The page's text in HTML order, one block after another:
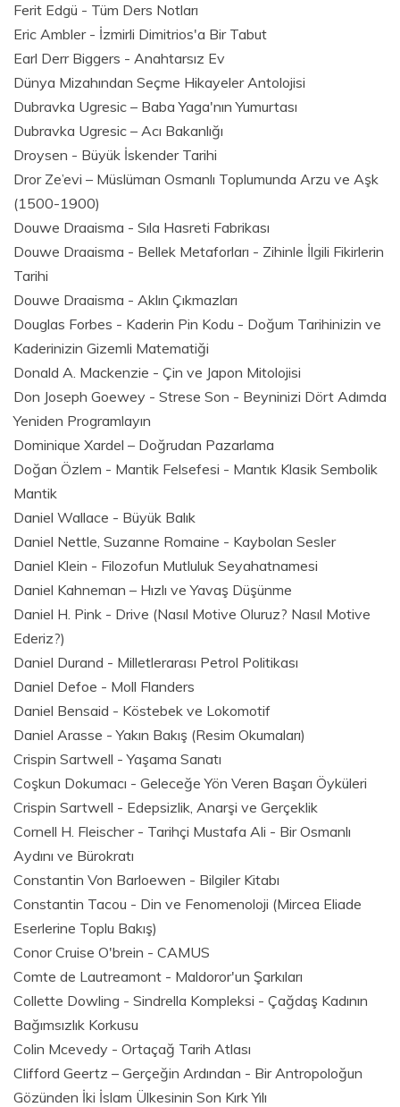
Ferit Edgü - Tüm Ders Notları
Eric Ambler - İzmirli Dimitrios'a Bir Tabut
Earl Derr Biggers - Anahtarsız Ev
Dünya Mizahından Seçme Hikayeler Antolojisi
Dubravka Ugresic – Baba Yaga'nın Yumurtası
Dubravka Ugresic – Acı Bakanlığı
Droysen - Büyük İskender Tarihi
Dror Ze’evi – Müslüman Osmanlı Toplumunda Arzu ve Aşk
(1500-1900)
Douwe Draaisma - Sıla Hasreti Fabrikası
Douwe Draaisma - Bellek Metaforları - Zihinle İlgili Fikirlerin
Tarihi
Douwe Draaisma - Aklın Çıkmazları
Douglas Forbes - Kaderin Pin Kodu - Doğum Tarihinizin ve
Kaderinizin Gizemli Matematiği
Donald A. Mackenzie - Çin ve Japon Mitolojisi
Don Joseph Goewey - Strese Son - Beyninizi Dört Adımda
Yeniden Programlayın
Dominique Xardel – Doğrudan Pazarlama
Doğan Özlem - Mantik Felsefesi - Mantık Klasik Sembolik
Mantik
Daniel Wallace - Büyük Balık
Daniel Nettle, Suzanne Romaine - Kaybolan Sesler
Daniel Klein - Filozofun Mutluluk Seyahatnamesi
Daniel Kahneman – Hızlı ve Yavaş Düşünme
Daniel H. Pink - Drive (Nasıl Motive Oluruz? Nasıl Motive
Ederiz?)
Daniel Durand - Milletlerarası Petrol Politikası
Daniel Defoe - Moll Flanders
Daniel Bensaid - Köstebek ve Lokomotif
Daniel Arasse - Yakın Bakış (Resim Okumaları)
Crispin Sartwell - Yaşama Sanatı
Coşkun Dokumacı - Geleceğe Yön Veren Başarı Öyküleri
Crispin Sartwell - Edepsizlik, Anarşi ve Gerçeklik
Cornell H. Fleischer - Tarihçi Mustafa Ali - Bir Osmanlı
Aydını ve Bürokratı
Constantin Von Barloewen - Bilgiler Kitabı
Constantin Tacou - Din ve Fenomenoloji (Mircea Eliade
Eserlerine Toplu Bakış)
Conor Cruise O'brein - CAMUS
Comte de Lautreamont - Maldoror'un Şarkıları
Collette Dowling - Sindrella Kompleksi - Çağdaş Kadının
Bağımsızlık Korkusu
Colin Mcevedy - Ortaçağ Tarih Atlası
Clifford Geertz – Gerçeğin Ardından - Bir Antropoloğun
Gözünden İki İslam Ülkesinin Son Kırk Yılı